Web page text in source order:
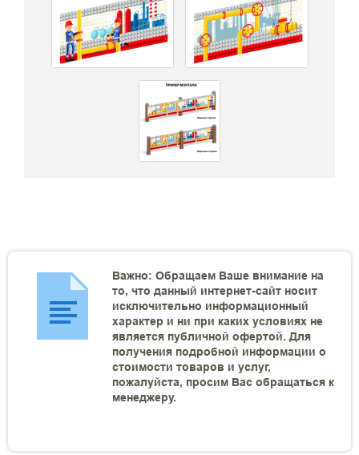
Важно: Обращаем Ваше внимание на
то, что данный интернет-сайт носит
исключительно информационный
характер и ни при каких условиях не
является публичной офертой. Для
получения подробной информации о
стоимости товаров и услуг,
пожалуйста, просим Вас обращаться к
менеджеру.